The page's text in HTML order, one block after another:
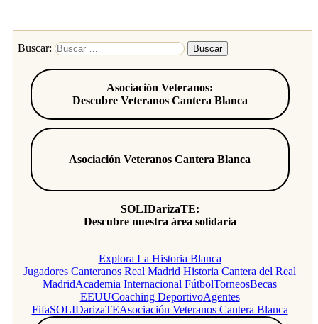
Buscar:
Asociación Veteranos:
Descubre Veteranos Cantera Blanca
Asociación Veteranos Cantera Blanca
SOLIDarizaTE:
Descubre nuestra área solidaria
Explora La Historia Blanca
Jugadores Canteranos Real Madrid Historia Cantera del Real
MadridAcademia Internacional FútbolTorneosBecas
EEUUCoaching DeportivoAgentes
FifaSOLIDarizaTEAsociación Veteranos Cantera Blanca